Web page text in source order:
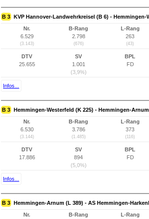
B 3 KVP Hannover-Landwehrkreisel (B 6) - Hemmingen-
Nr.
6.529
(3.143)
B-Rang
2.798
(676)
L-Rang
263
(43)
DTV
25.655
SV
1.001
(3,9%)
BPL
FD
Infos...
B 3 Hemmingen-Westerfeld (K 225) - Hemmingen-
Nr.
6.530
(3.144)
B-Rang
3.786
(1.485)
L-Rang
373
(116)
DTV
17.886
SV
894
(5,0%)
BPL
FD
Infos...
B 3 Hemmingen-Arnum (L 389) - AS Hemmingen-
Nr.
B-Rang
L-Rang